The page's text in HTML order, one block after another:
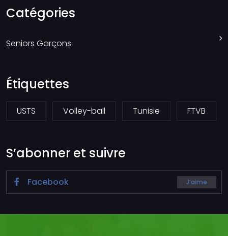
Catégories
Seniors Garçons
Étiquettes
USTS Volley-ball Tunisie FTVB
S’abonner et suivre
Facebook J’aime